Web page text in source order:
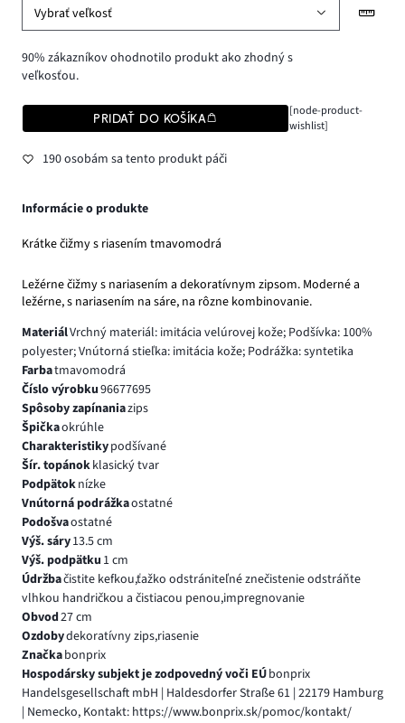
Vybrať veľkosť
90% zákazníkov ohodnotilo produkt ako zhodný s
veľkosťou.
PRIDAŤ DO KOŠÍKA
[node-product-
wishlist]
190 osobám sa tento produkt páči
Informácie o produkte
Krátke čižmy s riasením tmavomodrá
Ležérne čižmy s nariasením a dekoratívnym zipsom. Moderné a
ležérne, s nariasením na sáre, na rôzne kombinovanie.
MateriálVrchný materiál: imitácia velúrovej kože; Podšívka: 100%
polyester; Vnútorná stieľka: imitácia kože; Podrážka: syntetika
Farbatmavomodrá
Číslo výrobku96677695
Spôsoby zapínaniazips
Špičkaokrúhle
Charakteristikypodšívané
Šír. topánokklasický tvar
Podpätoknízke
Vnútorná podrážkaostatné
Podošvaostatné
Výš. sáry13.5 cm
Výš. podpätku 1 cm
Údržbačistite kefkou,ťažko odstrániteľné znečistenie odstráňte
vlhkou handričkou a čistiacou penou,impregnovanie
Obvod27 cm
Ozdobydekoratívny zips,riasenie
Značkabonprix
Hospodársky subjekt je zodpovedný voči EÚbonprix
Handelsgesellschaft mbH | Haldesdorfer Straße 61 | 22179 Hamburg
| Nemecko, Kontakt: https://www.bonprix.sk/pomoc/kontakt/